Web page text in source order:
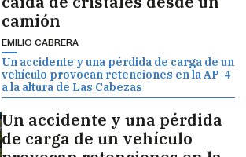
camión
EMILIO CABRERA
Un accidente y una pérdida de carga de un
vehículo provocan retenciones en la AP-4
a la altura de Las Cabezas
Un accidente y una pérdida
de carga de un vehículo